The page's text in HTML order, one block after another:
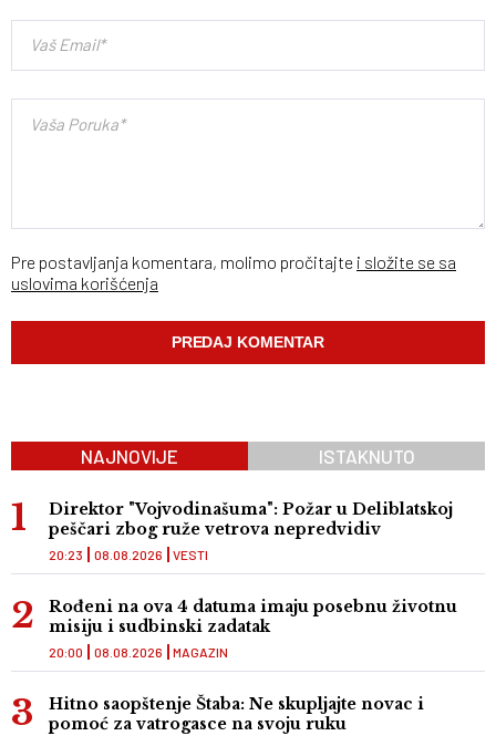
Pre postavljanja komentara, molimo pročitajte i složite se sa
uslovima korišćenja
NAJNOVIJE ISTAKNUTO
Direktor "Vojvodinašuma": Požar u Deliblatskoj
peščari zbog ruže vetrova nepredvidiv
VESTI
20:23 08.08.2026
Rođeni na ova 4 datuma imaju posebnu životnu
misiju i sudbinski zadatak
MAGAZIN
20:00 08.08.2026
Hitno saopštenje Štaba: Ne skupljajte novac i
pomoć za vatrogasce na svoju ruku